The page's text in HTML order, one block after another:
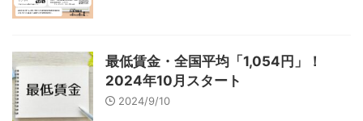
最低賃金・全国平均「1,054円」！
2024年10月スタート
2024/9/10